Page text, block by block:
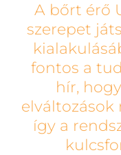
A bőrt érő
szerepet
fontos a
hír,
elváltozások
így a